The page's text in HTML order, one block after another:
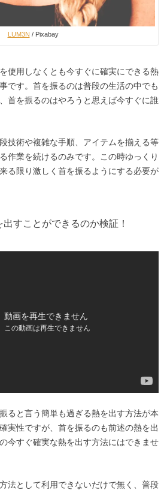
LUM3N / Pixabay
使用しなくとも今すぐに確実にできる熱
です。首を振るのは普段の生活の中でも
首を振るのはやろうと思えば今すぐに誰
技術や複雑な手順、アイテムを揃える等
作業を続けるのみです。この時ゆっくり
る限り激しく首を振るようにする必要が
すことができるのか検証！
ると言う簡単も過ぎる熱を出す方法が本
実性ですが、首を振るのも前述の熱を出
今すぐ確実な熱を出す方法にはできませ
法として利用できないだけで無く、普段